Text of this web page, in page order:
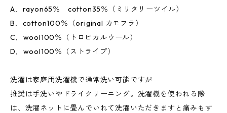
A．rayon65％ cotton35％（ミリタリーツイル）
B．cotton100％（original カモフラ）
C．wool100％（トロピカルウール）
D．wool100％（ストライプ）
洗濯は家庭用洗濯機で通常洗い可能ですが
推奨は手洗いやドライクリーニング。洗濯機を使われる際
は、洗濯ネットに畳んでいれて洗濯いただきますと痛みもす